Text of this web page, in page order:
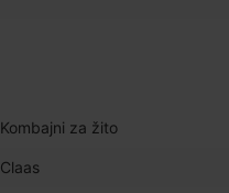
Kombajni za žito
Claas